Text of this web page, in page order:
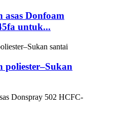
asas Donfoam
untuk...
poliester–Sukan